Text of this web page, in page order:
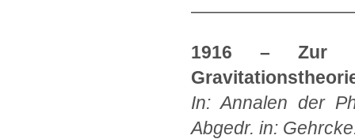
1916 – Zur
In: Annalen der
Abgedr. in: